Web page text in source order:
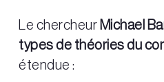
Le chercheur Michael
types de théories du
étendue :